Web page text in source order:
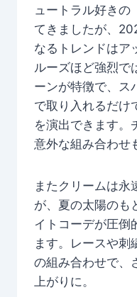
ュートラル好きの
てきましたが、
なるトレンドはア
ルーズほど強烈で
ーンが特徴で、ス
で取り入れるだけ
を演出できます。
意外な組み合わせ
またクリームは永
が、夏の太陽のも
イトコーデが圧倒
ます。レースや刺
の組み合わせで、
上がりに。